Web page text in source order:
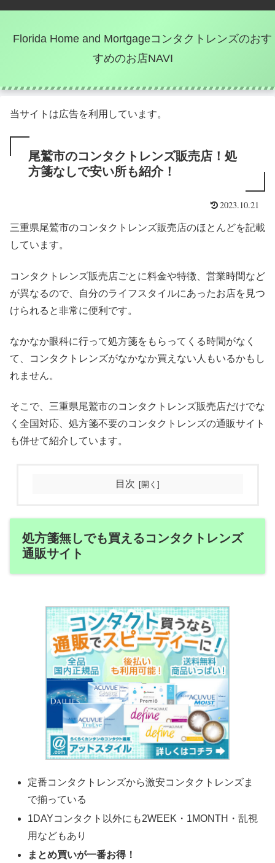
Florida Home and Mortgageコンタクトレンズのおす
すめのお店NAVI
当サイトは広告を利用しています。
尾鷲市のコンタクトレンズ販売店！処
方箋なしで安い所も紹介！
2023.10.21
三重県尾鷲市のコンタクトレンズ販売店のほとんどを記載
しています。
コンタクトレンズ販売店ごとに料金や特徴、営業時間など
が異なるので、自分のライフスタイルにあったお店を見つ
けられると非常に便利です。
なかなか眼科に行って処方箋をもらってくる時間がなく
て、コンタクトレンズがなかなか買えない人もいるかもし
れません。
そこで、三重県尾鷲市のコンタクトレンズ販売店だけでな
く全国対応、処方箋不要のコンタクトレンズの通販サイト
も併せて紹介しています。
目次
処方箋無しでも買えるコンタクトレンズ
通販サイト
定番コンタクトレンズから激安コンタクトレンズま
で揃っている
1DAYコンタクト以外にも2WEEK・1MONTH・乱視
用などもあり
まとめ買いが一番お得！